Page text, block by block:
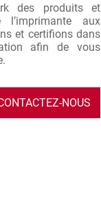
des produits et
l’imprimante aux
et certifions dans
afin de vous
NOUS